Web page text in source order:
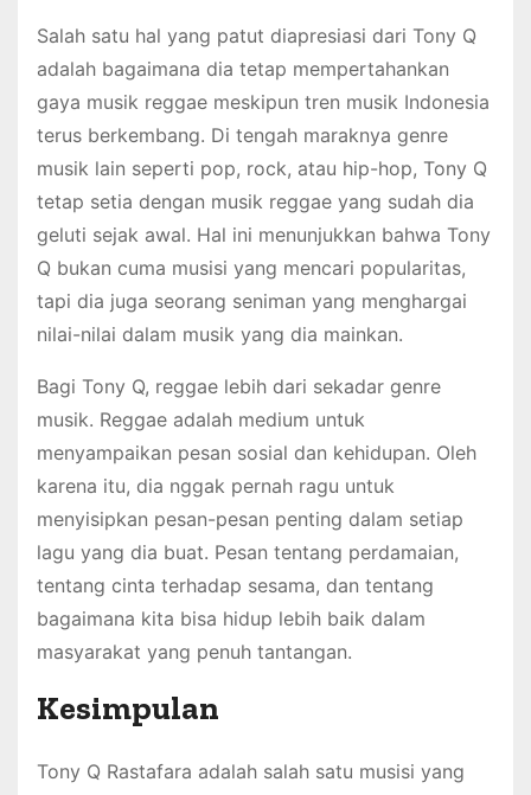
Salah satu hal yang patut diapresiasi dari Tony Q
adalah bagaimana dia tetap mempertahankan
gaya musik reggae meskipun tren musik Indonesia
terus berkembang. Di tengah maraknya genre
musik lain seperti pop, rock, atau hip-hop, Tony Q
tetap setia dengan musik reggae yang sudah dia
geluti sejak awal. Hal ini menunjukkan bahwa Tony
Q bukan cuma musisi yang mencari popularitas,
tapi dia juga seorang seniman yang menghargai
nilai-nilai dalam musik yang dia mainkan.
Bagi Tony Q, reggae lebih dari sekadar genre
musik. Reggae adalah medium untuk
menyampaikan pesan sosial dan kehidupan. Oleh
karena itu, dia nggak pernah ragu untuk
menyisipkan pesan-pesan penting dalam setiap
lagu yang dia buat. Pesan tentang perdamaian,
tentang cinta terhadap sesama, dan tentang
bagaimana kita bisa hidup lebih baik dalam
masyarakat yang penuh tantangan.
Kesimpulan
Tony Q Rastafara adalah salah satu musisi yang